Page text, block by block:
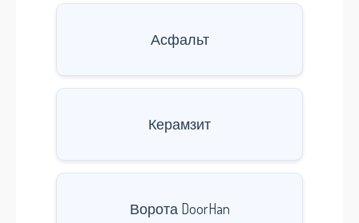
Асфальт
Керамзит
Ворота DoorHan